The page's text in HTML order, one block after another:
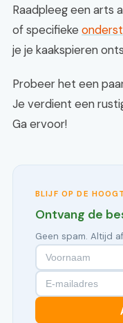
Raadpleeg een arts
of specifieke
je je kaakspieren
Probeer het een
Je verdient een
Ga ervoor!
BLIJF OP DE
Ontvang de
Geen spam. Altijd